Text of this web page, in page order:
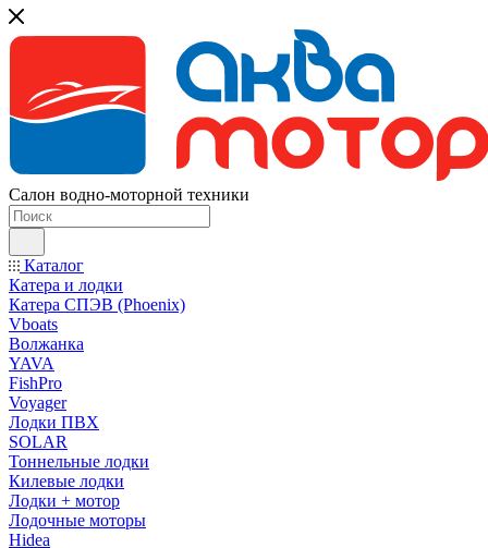
Салон водно-моторной техники
Каталог
Катера и лодки
Катера СПЭВ (Phoenix)
Vboats
Волжанка
YAVA
FishPro
Voyager
Лодки ПВХ
SOLAR
Тоннельные лодки
Килевые лодки
Лодки + мотор
Лодочные моторы
Hidea